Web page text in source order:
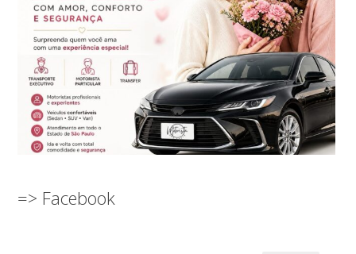
=> Facebook